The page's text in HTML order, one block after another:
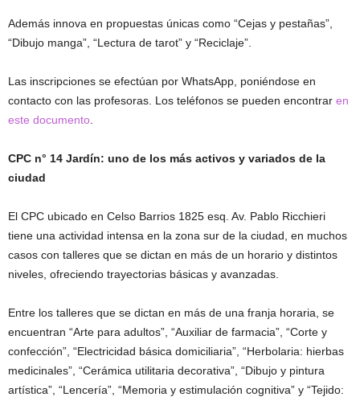
Además innova en propuestas únicas como “Cejas y pestañas”,
“Dibujo manga”, “Lectura de tarot” y “Reciclaje”.
Las inscripciones se efectúan por WhatsApp, poniéndose en
contacto con las profesoras. Los teléfonos se pueden encontrar en
este documento
CPC n° 14 Jardín: uno de los más activos y variados de la
ciudad
El CPC ubicado en Celso Barrios 1825 esq. Av. Pablo Ricchieri
tiene una actividad intensa en la zona sur de la ciudad, en muchos
casos con talleres que se dictan en más de un horario y distintos
niveles, ofreciendo trayectorias básicas y avanzadas.
Entre los talleres que se dictan en más de una franja horaria, se
encuentran “Arte para adultos”, “Auxiliar de farmacia”, “Corte y
confección”, “Electricidad básica domiciliaria”, “Herbolaria: hierbas
medicinales”, “Cerámica utilitaria decorativa”, “Dibujo y pintura
artística”, “Lencería”, “Memoria y estimulación cognitiva” y “Tejido: